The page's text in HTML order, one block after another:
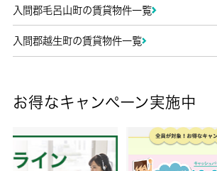
入間郡毛呂山町の賃貸物件一覧
入間郡越生町の賃貸物件一覧
お得なキャンペーン実施中